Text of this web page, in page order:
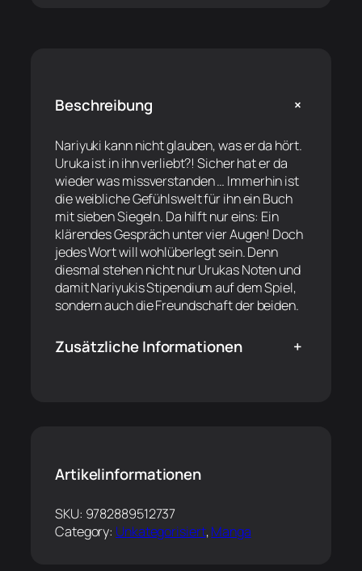
Beschreibung +
Nariyuki kann nicht glauben, was er da hört.
Uruka ist in ihn verliebt?! Sicher hat er da
wieder was missverstanden … Immerhin ist
die weibliche Gefühlswelt für ihn ein Buch
mit sieben Siegeln. Da hilft nur eins: Ein
klärendes Gespräch unter vier Augen! Doch
jedes Wort will wohlüberlegt sein. Denn
diesmal stehen nicht nur Urukas Noten und
damit Nariyukis Stipendium auf dem Spiel,
sondern auch die Freundschaft der beiden.
Zusätzliche Informationen +
Artikelinformationen
SKU: 9782889512737
Category: Unkategorisiert, Manga